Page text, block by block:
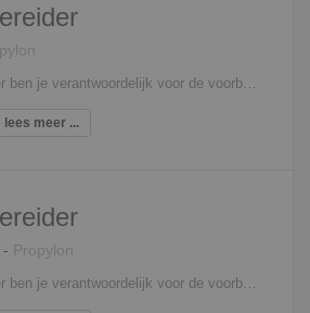
lees meer ...
- Propylon
Als werkvoorbereider ben je verantwoordelijk voor de voorbereiding en de begeleiding van één of meerdere projecten. Je bent medeverantwoordelijk voor het behalen van de vooraf gestelde doelstellingen. Om deze doelstellingen te behalen stel je planningen en inkoopopdrachten op en zorg je voor de complete technische werkvoorbereiding. Je beoordeelt eveneens leveranciers en zorgt ervoor dat de gegevens voor de financiële bewaking en de afhandeling van projecten kloppen. Ook het signaleren en berekenen van meer- en minderwerk behoort tot jouw verantwoordelijkheden. Tot slot controleer, registreer en distribueer je documenten.